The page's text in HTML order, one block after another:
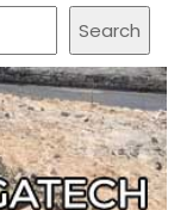
Search